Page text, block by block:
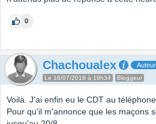
0
Chachoualex
Le 16/07/2018 à 19h34 Bloggeur
Voilà. J'ai enfin eu le CDT au
Pour qu'il m'annonce que les maçons